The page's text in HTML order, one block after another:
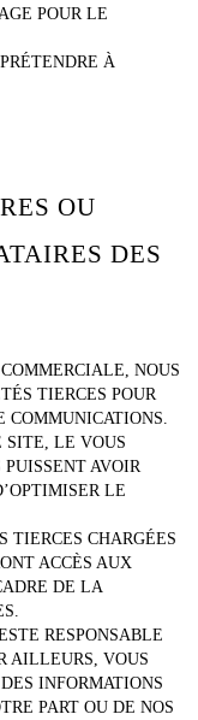
POUR LE
À
OU
DES
NOUS
TIERCES POUR
COMMUNICATIONS.
SITE, LE VOUS
AVOIR
LE
TIERCES CHARGÉES
ACCÈS AUX
DE LA
RESPONSABLE
AILLEURS, VOUS
INFORMATIONS
PART OU DE NOS